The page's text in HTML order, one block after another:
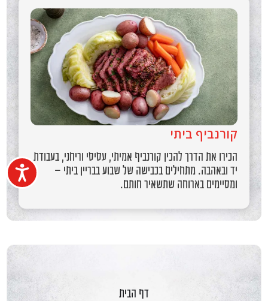
קורנביף ביתי
הכירו את הדרך להכין קורנביף אמיתי, עסיסי וריחני, בעבודת
יד ובאהבה. מתחילים בכבישה של שבוע בבריין ביתי –
ומסיימים בארוחה שתשאיר חותם.
דף הבית